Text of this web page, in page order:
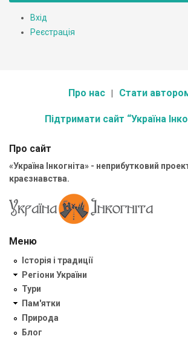
Вхід
Реєстрація
Про нас Стати
Підтримати сайт “Україна
Про сайт
«Україна Інкогніта» - неприбутковий
краєзнавства.
Меню
Історія і традиції
Регіони України
Тури
Пам'ятки
Природа
Блог